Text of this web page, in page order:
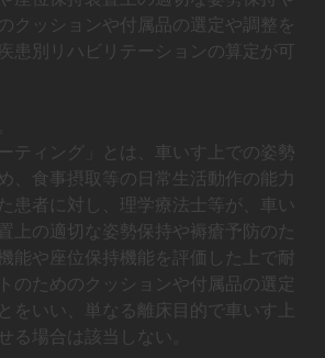
クッションや付属品の選定や調整を
患別リハビリテーションの算定が可
ティング」とは、車いす上での姿勢
、食事摂取等の日常生活動作の能力
患者に対し、理学療法士等が、車い
上の適切な姿勢保持や褥瘡予防のた
能や座位保持機能を評価した上で耐
のためのクッションや付属品の選定
をいい、単なる離床目的で車いす上
る場合は該当しない。